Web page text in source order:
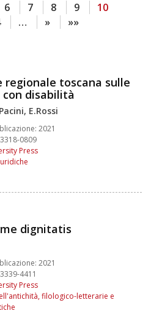
6 7 8 9
10
… » »»
regionale toscana sulle
con disabilità
E.Rossi
2021
0809
Press
dignitatis
2021
4411
Press
filologico-letterarie e